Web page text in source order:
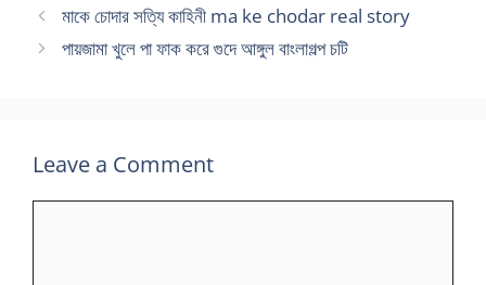
মাকে চোদার সত্যি কাহিনী ma ke chodar real story
পায়জামা খুলে পা ফাক করে গুদে আঙ্গুল বাংলাগল্প চটি
Leave a Comment